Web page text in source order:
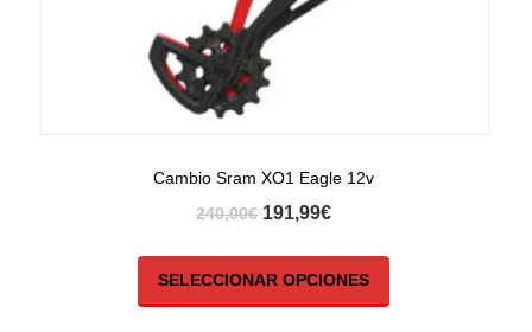
Cambio Sram XO1 Eagle 12v
240,00€ 191,99€
SELECCIONAR OPCIONES